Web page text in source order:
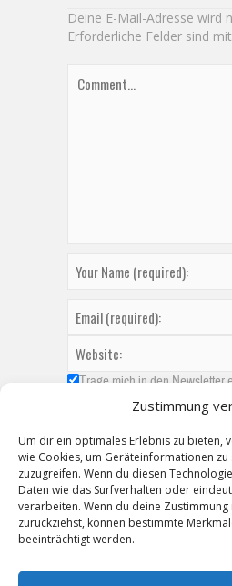
Zustimmung
Um dir ein optimales Erlebnis zu bieten,
wie Cookies, um Geräteinformationen
zuzugreifen. Wenn du diesen
Daten wie das Surfverhalten oder
verarbeiten. Wenn du deine
zurückziehst, können bestimmte
beeinträchtigt werden.
Deine E-Mail-Adresse wird
Erforderliche Felder sind mit
Trage mich in den Newsletter